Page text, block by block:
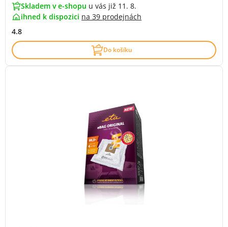
Skladem v e-shopu u vás již 11. 8.
ihned k dispozici na 39 prodejnách
4.8
Do košíku